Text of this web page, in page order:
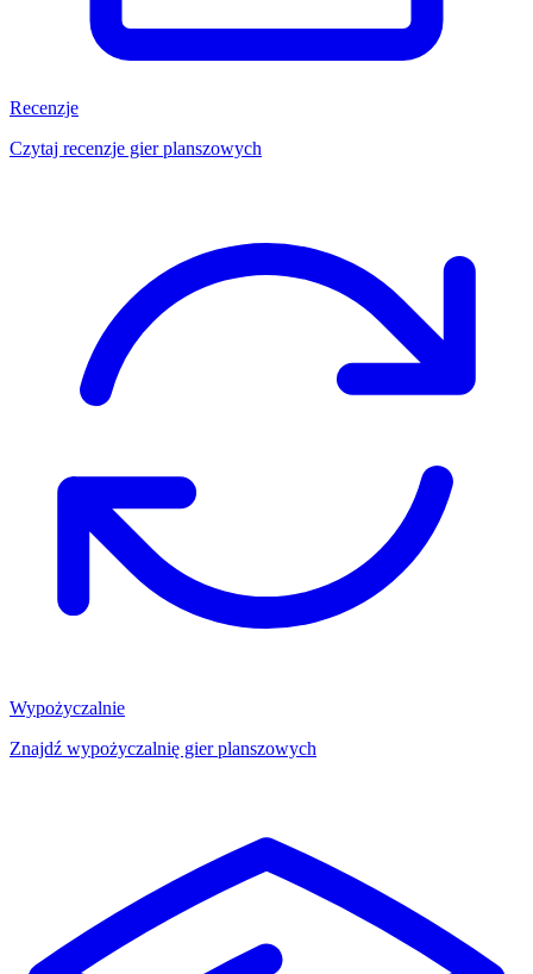
Recenzje
Czytaj recenzje gier planszowych
Wypożyczalnie
Znajdź wypożyczalnię gier planszowych